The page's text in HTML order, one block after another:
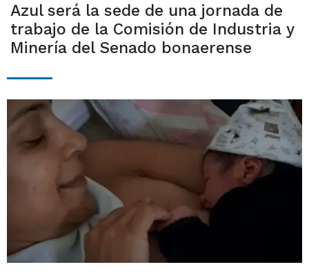
Azul será la sede de una jornada de
trabajo de la Comisión de Industria y
Minería del Senado bonaerense